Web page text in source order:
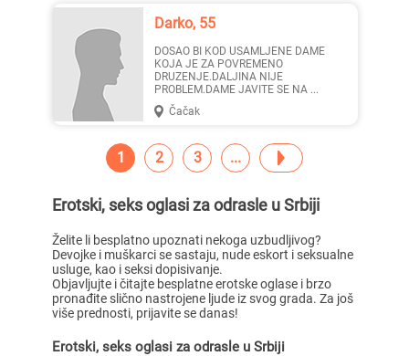
Darko, 55
DOSAO BI KOD USAMLJENE DAME
KOJA JE ZA POVREMENO
DRUZENJE.DALJINA NIJE
PROBLEM.DAME JAVITE SE NA ...
Čačak
1 2 3
Erotski, seks oglasi za odrasle u Srbiji
Želite li besplatno upoznati nekoga uzbudljivog?
Devojke i muškarci se sastaju, nude eskort i seksualne
usluge, kao i seksi dopisivanje.
Objavljujte i čitajte besplatne erotske oglase i brzo
pronađite slično nastrojene ljude iz svog grada. Za još
više prednosti, prijavite se danas!
Erotski, seks oglasi za odrasle u Srbiji